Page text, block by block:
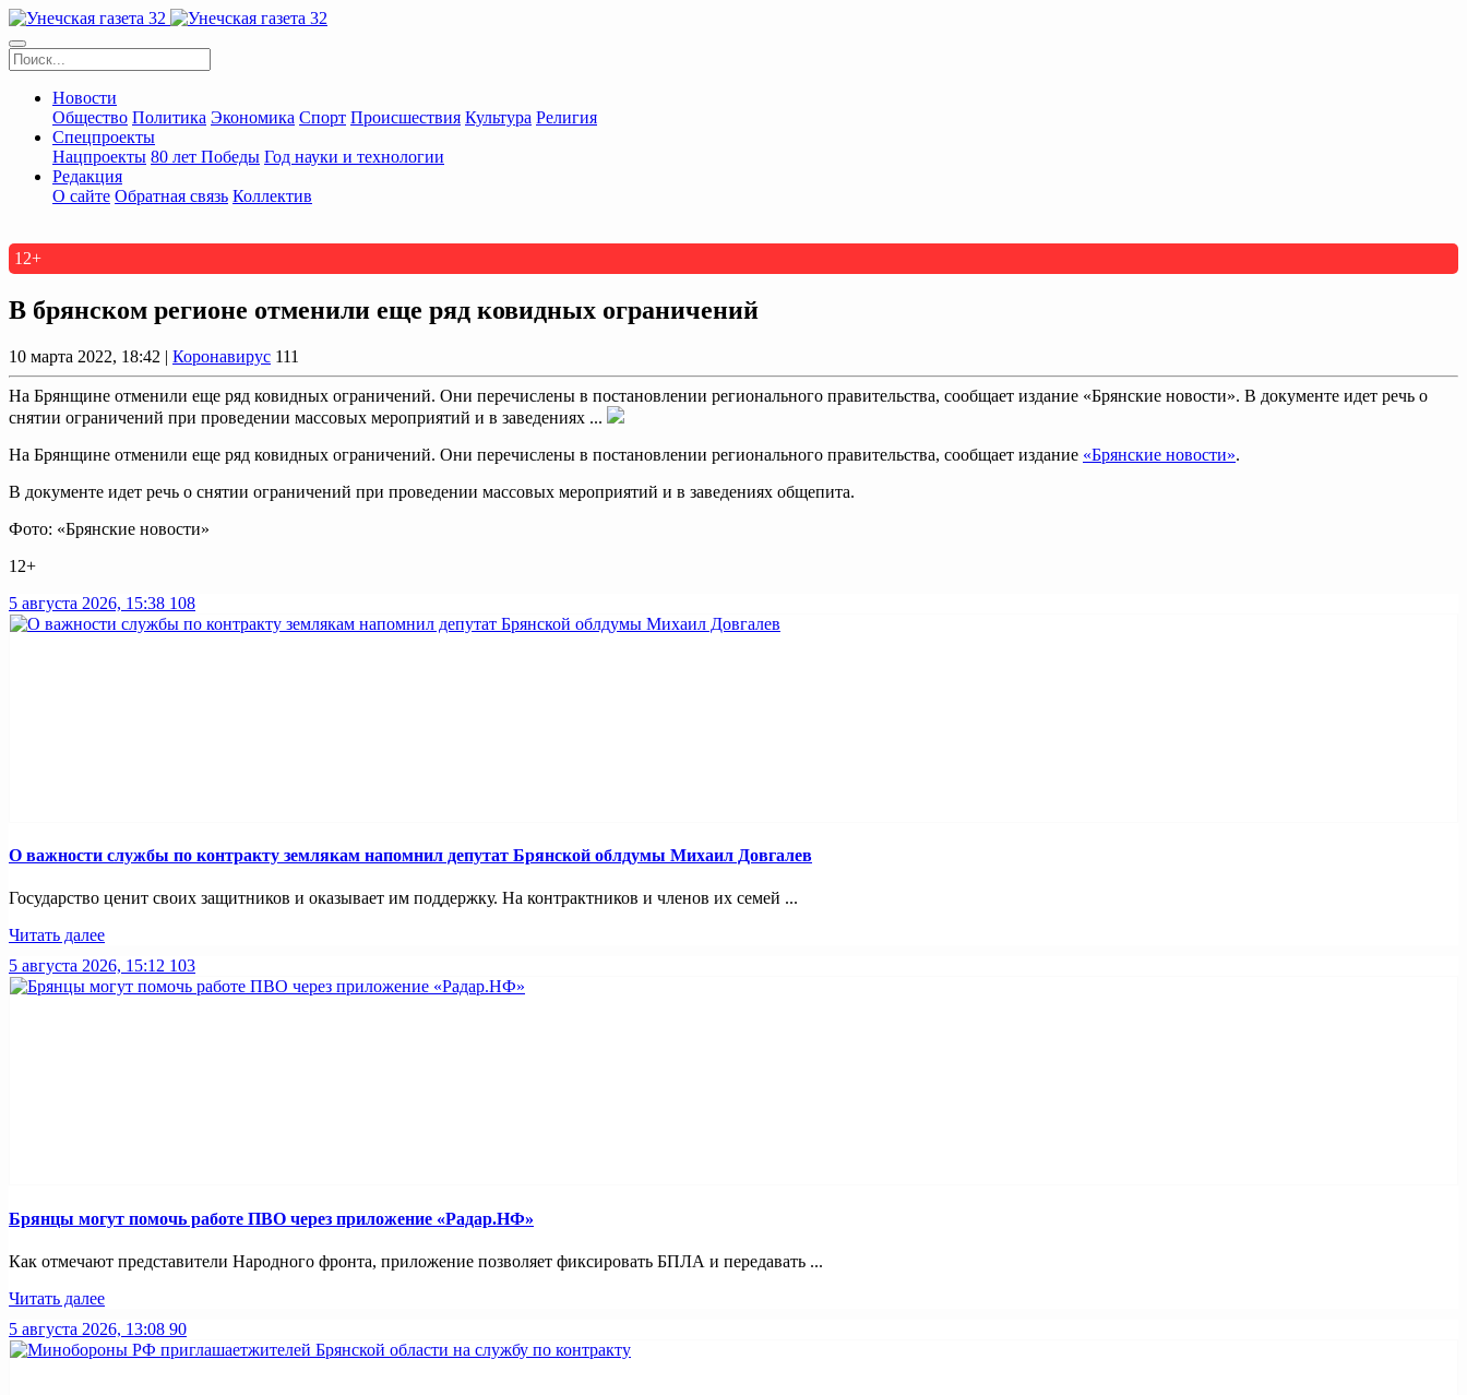
Новости
Общество Политика Экономика Спорт Происшествия Культура Религия
Спецпроекты
Нацпроекты 80 лет Победы Год науки и технологии
Редакция
О сайте Обратная связь Коллектив
12+
В брянском регионе отменили еще ряд ковидных ограничений
10 марта 2022, 18:42 | Коронавирус 111
На Брянщине отменили еще ряд ковидных ограничений. Они перечислены в постановлении регионального правительства, сообщает издание «Брянские новости». В документе идет речь о
снятии ограничений при проведении массовых мероприятий и в заведениях ...
На Брянщине отменили еще ряд ковидных ограничений. Они перечислены в постановлении регионального правительства, сообщает издание «Брянские новости».
В документе идет речь о снятии ограничений при проведении массовых мероприятий и в заведениях общепита.
Фото: «Брянские новости»
12+
5 августа 2026, 15:38 108
О важности службы по контракту землякам напомнил депутат Брянской облдумы Михаил Довгалев
Государство ценит своих защитников и оказывает им поддержку. На контрактников и членов их семей ...
Читать далее
5 августа 2026, 15:12 103
Брянцы могут помочь работе ПВО через приложение «Радар.НФ»
Как отмечают представители Народного фронта, приложение позволяет фиксировать БПЛА и передавать ...
Читать далее
5 августа 2026, 13:08 90